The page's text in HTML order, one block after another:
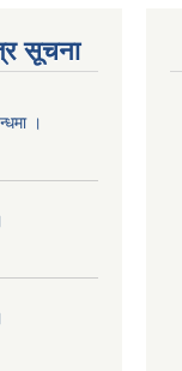
सूचना
।